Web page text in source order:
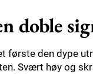
doble
den dype
Svært høy og